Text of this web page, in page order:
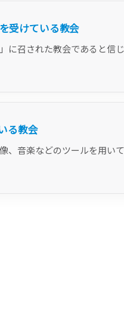
受けている教会
に召された教会であると信
る教会
、音楽などのツールを用い